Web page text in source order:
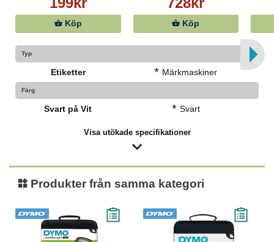
Köp Köp
Typ
Etiketter * Märkmaskiner
Färg
Svart på Vit * Svart
Visa utökade specifikationer
Produkter från samma kategori